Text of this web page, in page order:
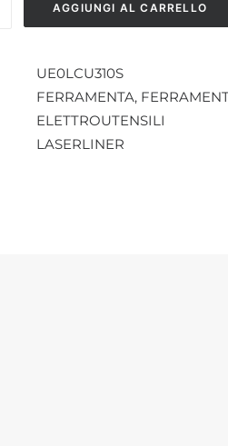
AGGIUNGI AL CARRELLO
UE0LCU310S
FERRAMENTA,
ELETTROUTENSILI
LASERLINER